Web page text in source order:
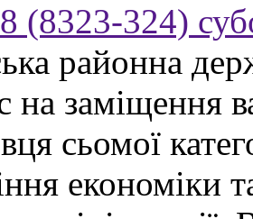
(8323-324)
районна
на заміщення
сьомої
економіки